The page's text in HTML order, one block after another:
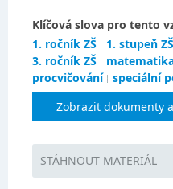
Klíčová slova pro tento
1. ročník ZŠ
1. stupeň ZŠ
3. ročník ZŠ
procvičování
speciální
Zobrazit dokumenty
STÁHNOUT MATERIÁL